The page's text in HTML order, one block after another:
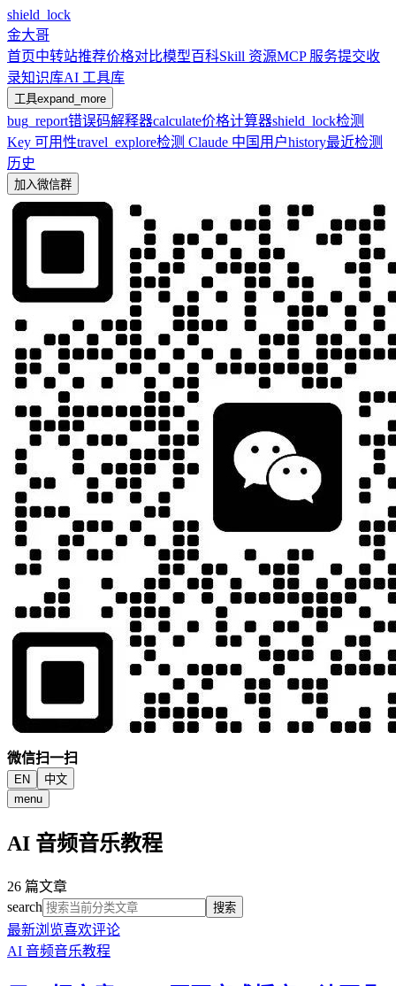
shield_lock
金大哥
首页中转站推荐价格对比模型百科Skill 资源MCP 服务提交收
录知识库AI 工具库
工具expand_more
bug_report错误码解释器calculate价格计算器shield_lock检测
Key 可用性travel_explore检测 Claude 中国用户history最近检测
历史
加入微信群
微信扫一扫
EN
中文
menu
AI 音频音乐教程
26 篇文章
search
搜索
最新浏览喜欢评论
AI 音频音乐教程